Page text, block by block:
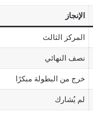
الإنجاز
المركز الثالث
نصف النهائي
خرج من البطولة مبكرًا
لم يُشارك